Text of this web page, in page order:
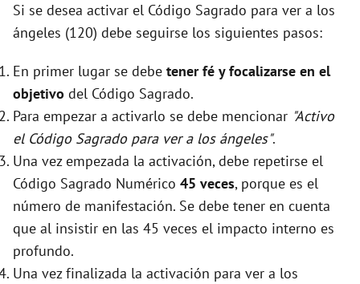
Si se desea activar el Código Sagrado para ver a los
ángeles (120) debe seguirse los siguientes pasos:
En primer lugar se debe tener fé y focalizarse en el
objetivo del Código Sagrado.
Para empezar a activarlo se debe mencionar "Activo
el Código Sagrado para ver a los ángeles".
Una vez empezada la activación, debe repetirse el
Código Sagrado Numérico 45 veces, porque es el
número de manifestación. Se debe tener en cuenta
que al insistir en las 45 veces el impacto interno es
profundo.
Una vez finalizada la activación para ver a los